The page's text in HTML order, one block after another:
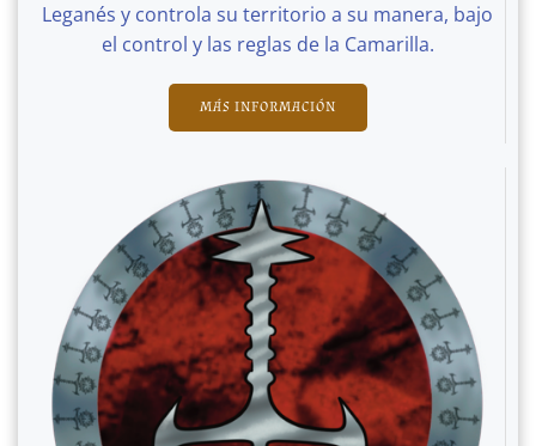
Leganés y controla su territorio a su manera, bajo
el control y las reglas de la Camarilla.
MÁS INFORMACIÓN